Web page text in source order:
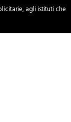
agli istituti che